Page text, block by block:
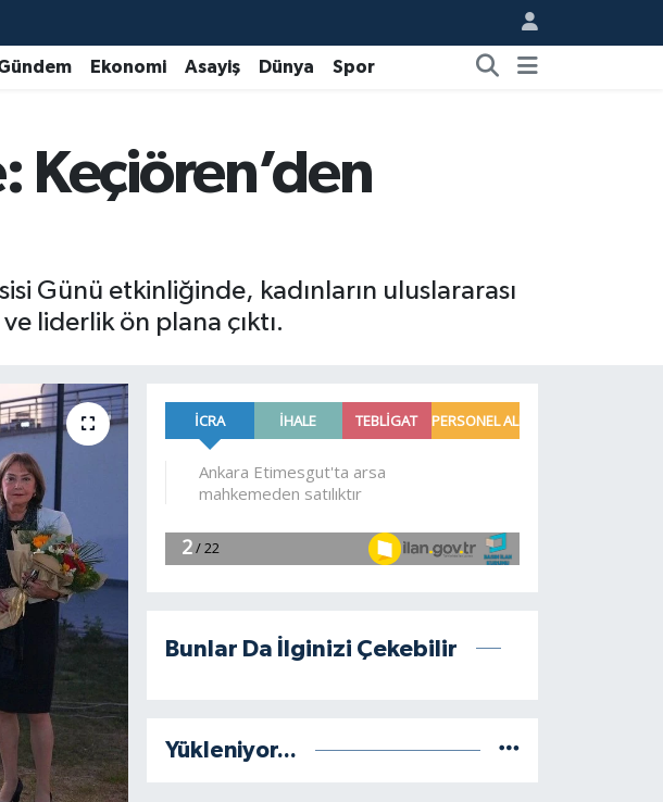
Ekonomi Asayiş Dünya Spor
Keçiören’den
Günü etkinliğinde, kadınların uluslararası
liderlik ön plana çıktı.
Bunlar Da İlginizi Çekebilir
Yükleniyor...